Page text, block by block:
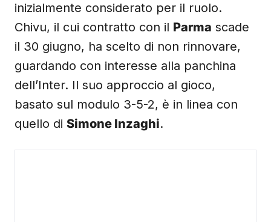
inizialmente considerato per il ruolo.
Chivu, il cui contratto con il Parma scade
il 30 giugno, ha scelto di non rinnovare,
guardando con interesse alla panchina
dell’Inter. Il suo approccio al gioco,
basato sul modulo 3-5-2, è in linea con
quello di Simone Inzaghi.